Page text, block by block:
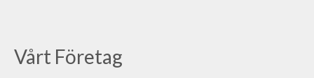
Vårt Företag